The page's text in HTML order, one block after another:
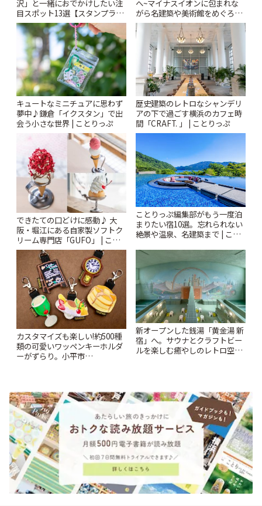
沢」と一緒におでかけしたい注
目スポット13選【スタンプラリ
ー開催中】 | ことりっぷ
へ~マイナスイオンに包まれな
がら名建築や美術館をめぐろう
~ | ことりっぷ
キュートなミニチュアに思わず
夢中♪鎌倉「イクスタン」で出
会う小さな世界 | ことりっぷ
歴史建築のレトロなシャンデリ
アの下で過ごす横浜のカフェ時
間「CRAFT. 」 | ことりっぷ
できたての口どけに感動♪ 大
阪・堀江にある自家製ソフトク
リーム専門店「GUFO」 | こと
りっぷ
ことりっぷ編集部がもう一度泊
まりたい宿10選。忘れられない
絶景や温泉、名建築まで | こと
カスタマイズも楽しい!約500種
類の可愛いワッペンキーホルダ
ーがずらり。小平市
新オープンした銭湯「黄金湯 新
宿」へ。サウナとクラフトビー
ルを楽しむ癒やしのレトロ空間